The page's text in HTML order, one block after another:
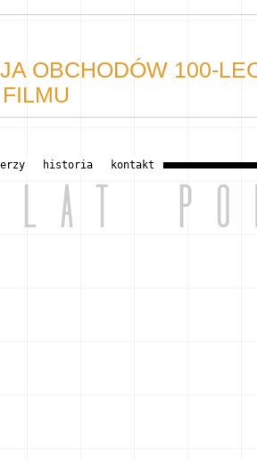
OBCHODÓW 100-
historia kontakt